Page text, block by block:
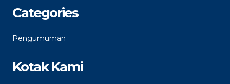
Categories
Pengumuman
Kotak Kami